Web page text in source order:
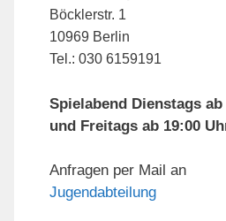
Böcklerstr. 1
10969 Berlin
Tel.: 030 6159191
Spielabend Dienstags ab
und Freitags ab 19:00
Anfragen per Mail an
Jugendabteilung